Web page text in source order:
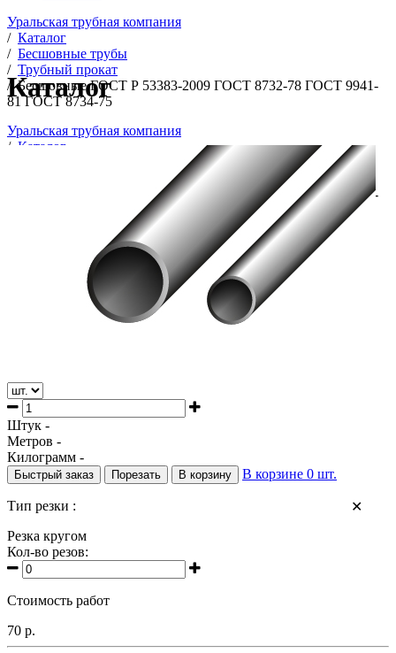
Уральская трубная компания
/ Каталог
/ Бесшовные трубы
/ Трубный прокат
/ Беcшовные ГОСТ Р 53383-2009 ГОСТ 8732-78 ГОСТ 9941-
81 ГОСТ 8734-75
Каталог
Уральская трубная компания
/ Каталог
Беcшовные ГОСТ Р 53383-2009 ГОСТ 8732-78 ГОСТ 9941-
Штук -
Метров -
Килограмм -
Быстрый заказ Порезать В корзину В корзине 0 шт.
✕
Тип резки :
Резка кругом
Кол-во резов:
Стоимость работ
70 р.